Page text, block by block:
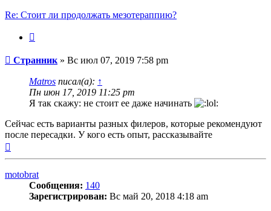
Re: Стоит ли продолжать мезотераппию?
Сообщение
Странник » Вс июл 07, 2019 7:58 pm
Matros писал(а): ↑
Пн июн 17, 2019 11:25 pm
Я так скажу: не стоит ее даже начинать
Сейчас есть варианты разных филеров, которые рекомендуют
после пересадки. У кого есть опыт, рассказывайте
motobrat
Сообщения: 140
Зарегистрирован: Вс май 20, 2018 4:18 am